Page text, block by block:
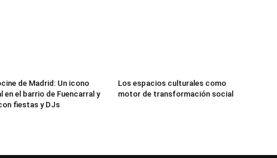
de Madrid: Un icono
en el barrio de Fuencarral y
fiestas y DJs
Los espacios culturales como
motor de transformación social